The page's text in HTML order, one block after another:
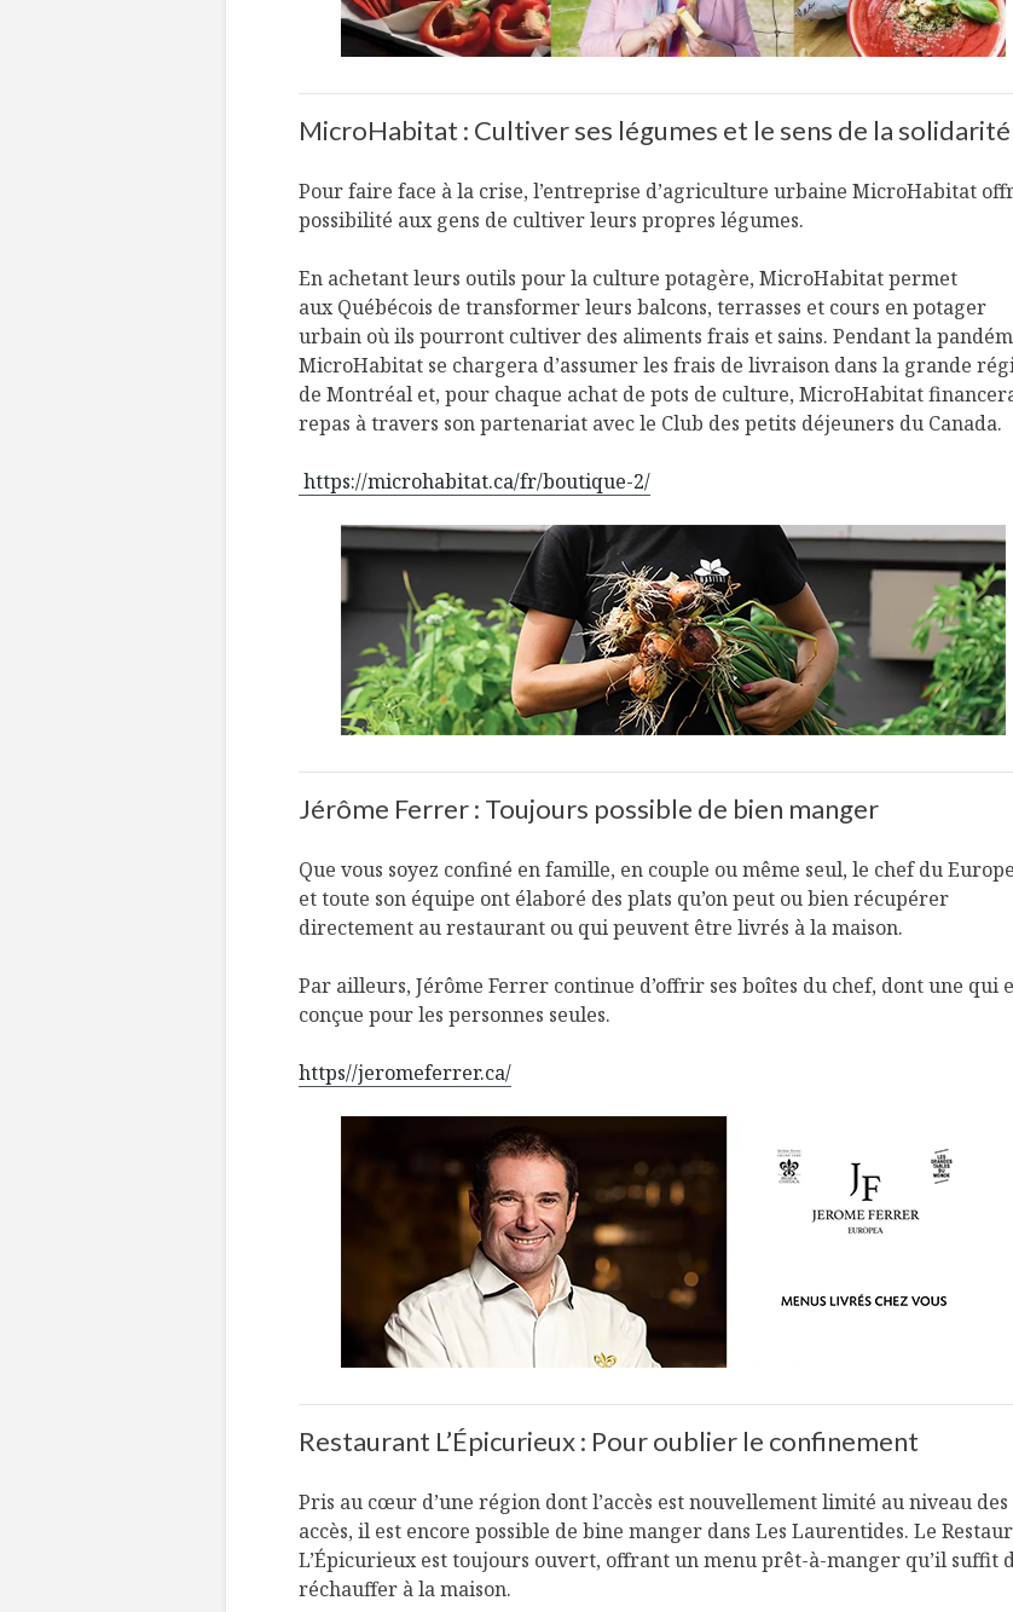
MicroHabitat : Cultiver ses légumes et le sens de la solidarité
Pour faire face à la crise, l’entreprise d’agriculture urbaine MicroHabitat
possibilité aux gens de cultiver leurs propres légumes.
En achetant leurs outils pour la culture potagère, MicroHabitat permet
aux Québécois de transformer leurs balcons, terrasses et cours en potager
urbain où ils pourront cultiver des aliments frais et sains. Pendant la
MicroHabitat se chargera d’assumer les frais de livraison dans la grande
de Montréal et, pour chaque achat de pots de culture, MicroHabitat
repas à travers son partenariat avec le Club des petits déjeuners du Canada.
https://microhabitat.ca/fr/boutique-2/
Jérôme Ferrer : Toujours possible de bien manger
Que vous soyez confiné en famille, en couple ou même seul, le chef du
et toute son équipe ont élaboré des plats qu’on peut ou bien récupérer
directement au restaurant ou qui peuvent être livrés à la maison.
Par ailleurs, Jérôme Ferrer continue d’offrir ses boîtes du chef, dont une qui
conçue pour les personnes seules.
https//jeromeferrer.ca/
Restaurant L’Épicurieux : Pour oublier le confinement
Pris au cœur d’une région dont l’accès est nouvellement limité au niveau des
accès, il est encore possible de bine manger dans Les Laurentides. Le
L’Épicurieux est toujours ouvert, offrant un menu prêt-à-manger qu’il suffit
réchauffer à la maison.
s’invitent durant le
temps des Fêtes
pour Chantal Van